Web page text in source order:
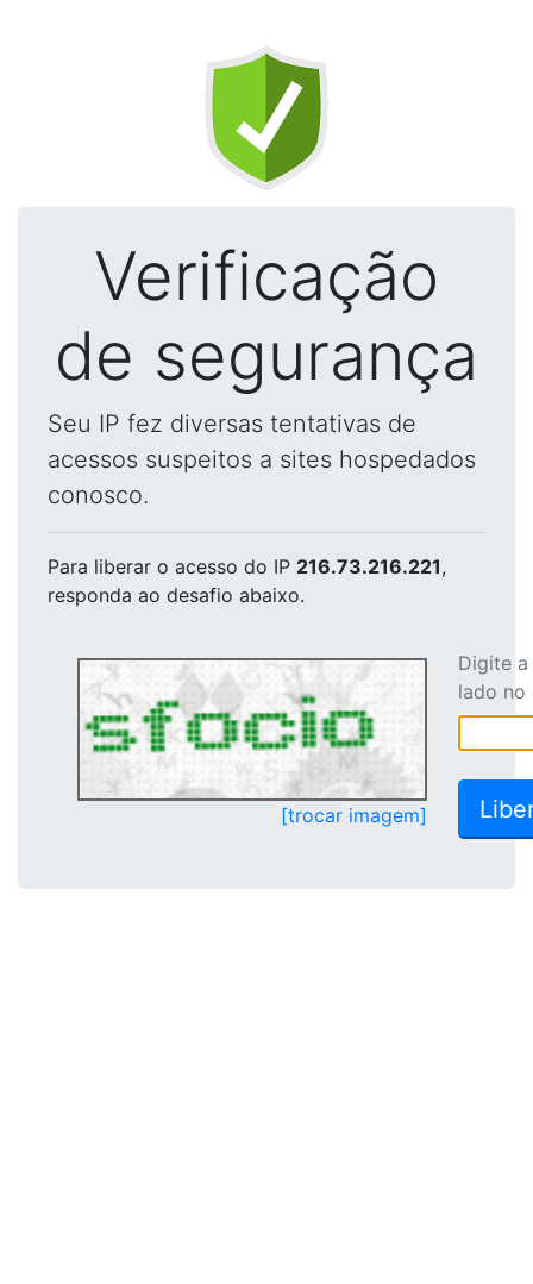
Verificação
de segurança
Seu IP fez diversas tentativas de
acessos suspeitos a sites hospedados
conosco.
Para liberar o acesso do IP 216.73.216.221,
responda ao desafio abaixo.
[trocar imagem]
Digite
lado no